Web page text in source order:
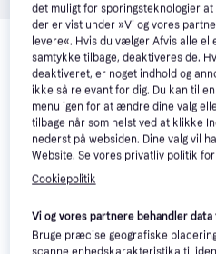
Relaterede
Se vores forslag til andre
interesser. Vis alle
det muligt for sporingsteknologier
der er vist under »Vi og vores
levere«. Hvis du vælger Afvis alle
samtykke tilbage, deaktiveres de.
deaktiveret, er noget indhold og
ikke så relevant for dig. Du kan til
menu igen for at ændre dine valg
tilbage når som helst ved at klikke
nederst på websiden. Dine valg vil
Website. Se vores privatliv politik
Cookiepolitik
Vi og vores partnere behandler
Bruge præcise geografiske